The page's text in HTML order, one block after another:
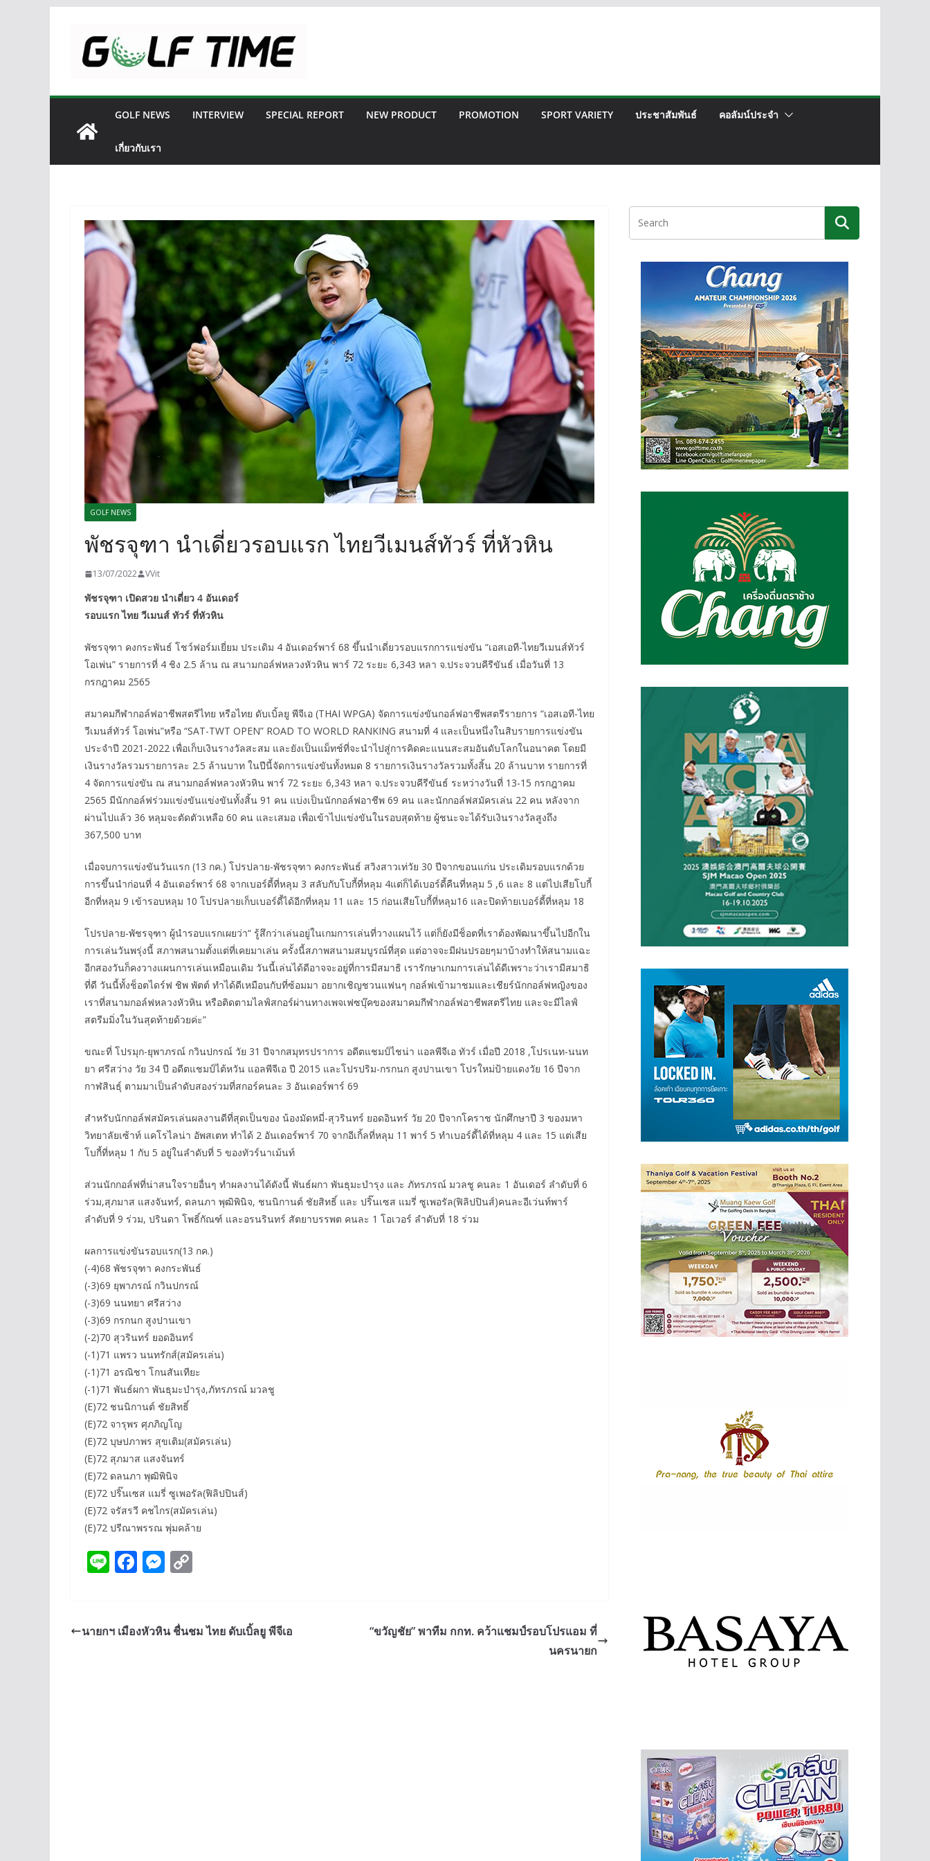
content
GOLF NEWS INTERVIEW SPECIAL REPORT NEW PRODUCT PROMOTION SPORT VARIETY ประชาสัมพันธ์ คอลัมน์ประจำ
เกี่ยวกับเรา
GOLF NEWS
พัชรจุฑา นำเดี่ยวรอบแรก ไทยวีเมนส์ทัวร์ ที่หัวหิน
13/07/2022 VVit
พัชรจุฑา เปิดสวย นำเดี่ยว 4 อันเดอร์
รอบแรก ไทย วีเมนส์ ทัวร์ ที่หัวหิน
พัชรจุฑา คงกระพันธ์ โชว์ฟอร์มเยี่ยม ประเดิม 4 อันเดอร์พาร์ 68 ขึ้นนำเดี่ยวรอบแรกการแข่งขัน “เอสเอที-ไทยวีเมนส์ทัวร์
โอเพ่น” รายการที่ 4 ชิง 2.5 ล้าน ณ สนามกอล์ฟหลวงหัวหิน พาร์ 72 ระยะ 6,343 หลา จ.ประจวบคีรีขันธ์ เมื่อวันที่ 13
กรกฎาคม 2565
สมาคมกีฬากอล์ฟอาชีพสตรีไทย หรือไทย ดับเบิ้ลยู พีจีเอ (THAI WPGA) จัดการแข่งขันกอล์ฟอาชีพสตรีรายการ “เอสเอที-ไทย
วีเมนส์ทัวร์ โอเพ่น”หรือ “SAT-TWT OPEN” ROAD TO WORLD RANKING สนามที่ 4 และเป็นหนึ่งในสิบรายการแข่งขัน
ประจำปี 2021-2022 เพื่อเก็บเงินรางวัลสะสม และยังเป็นแม็ทช์ที่จะนำไปสู่การคิดคะแนนสะสมอันดับโลกในอนาคต โดยมี
เงินรางวัลรวมรายการละ 2.5 ล้านบาท ในปีนี้จัดการแข่งขันทั้งหมด 8 รายการเงินรางวัลรวมทั้งสิ้น 20 ล้านบาท รายการที่
4 จัดการแข่งขัน ณ สนามกอล์ฟหลวงหัวหิน พาร์ 72 ระยะ 6,343 หลา จ.ประจวบคีรีขันธ์ ระหว่างวันที่ 13-15 กรกฎาคม
2565 มีนักกอล์ฟร่วมแข่งขันแข่งขันทั้งสิ้น 91 คน แบ่งเป็นนักกอล์ฟอาชีพ 69 คน และนักกอล์ฟสมัครเล่น 22 คน หลังจาก
ผ่านไปแล้ว 36 หลุมจะตัดตัวเหลือ 60 คน และเสมอ เพื่อเข้าไปแข่งขันในรอบสุดท้าย ผู้ชนะจะได้รับเงินรางวัลสูงถึง
367,500 บาท
เมื่อจบการแข่งขันวันแรก (13 กค.) โปรปลาย-พัชรจุฑา คงกระพันธ์ สวิงสาวเท่วัย 30 ปีจากขอนแก่น ประเดิมรอบแรกด้วย
การขึ้นนำก่อนที่ 4 อันเดอร์พาร์ 68 จากเบอร์ดี้ที่หลุม 3 สลับกับโบกี้ที่หลุม 4แต่ก็ได้เบอร์ดี้คืนที่หลุม 5 ,6 และ 8 แต่ไปเสียโบกี้
อีกที่หลุม 9 เข้ารอบหลุม 10 โปรปลายเก็บเบอร์ดี้ได้อีกที่หลุม 11 และ 15 ก่อนเสียโบกี้ที่หลุม16 และปิดท้ายเบอร์ดี้ที่หลุม 18
โปรปลาย-พัชรจุฑา ผู้นำรอบแรกเผยว่า“ รู้สึกว่าเล่นอยู่ในเกมการเล่นที่วางแผนไว้ แต่ก็ยังมีช็อตที่เราต้องพัฒนาขึ้นไปอีกใน
การเล่นวันพรุ่งนี้ สภาพสนามตั้งแต่ที่เคยมาเล่น ครั้งนี้สภาพสนามสมบูรณ์ที่สุด แต่อาจจะมีฝนปรอยๆมาบ้างทำให้สนามแฉะ
อีกสองวันก็คงวางแผนการเล่นเหมือนเดิม วันนี้เล่นได้ดีอาจจะอยู่ที่การมีสมาธิ เรารักษาเกมการเล่นได้ดีเพราะว่าเรามีสมาธิ
ที่ดี วันนี้ทั้งช็อตไดร์ฟ ชิพ พัตต์ ทำได้ดีเหมือนกับที่ซ้อมมา อยากเชิญชวนแฟนๆ กอล์ฟเข้ามาชมและเชียร์นักกอล์ฟหญิงของ
เราที่สนามกอล์ฟหลวงหัวหิน หรือติดตามไลฟ์สกอร์ผ่านทางเพจเฟซบุ๊คของสมาคมกีฬากอล์ฟอาชีพสตรีไทย และจะมีไลฟ์
สตรีมมิ่งในวันสุดท้ายด้วยค่ะ”
ขณะที่ โปรมุก-ยุพาภรณ์ กวินปกรณ์ วัย 31 ปีจากสมุทรปราการ อดีตแชมป์ไชน่า แอลพีจีเอ ทัวร์ เมื่อปี 2018 ,โปรเนท-นนท
ยา ศรีสว่าง วัย 34 ปี อดีตแชมป์ไต้หวัน แอลพีจีเอ ปี 2015 และโปรปริม-กรกนก สูงปานเขา โปรใหม่ป้ายแดงวัย 16 ปีจาก
กาฬสินธุ์ ตามมาเป็นลำดับสองร่วมที่สกอร์คนละ 3 อันเดอร์พาร์ 69
สำหรับนักกอล์ฟสมัครเล่นผลงานดีที่สุดเป็นของ น้องมัดหมี่-สุวรินทร์ ยอดอินทร์ วัย 20 ปีจากโคราช นักศึกษาปี 3 ของมหา
วิทยาลัยเซ้าท์ แคโรไลน่า อัพสเตท ทำได้ 2 อันเดอร์พาร์ 70 จากอีเกิ้ลที่หลุม 11 พาร์ 5 ทำเบอร์ดี้ได้ที่หลุม 4 และ 15 แต่เสีย
โบกี้ที่หลุม 1 กับ 5 อยู่ในลำดับที่ 5 ของทัวร์นาเม้นท์
ส่วนนักกอล์ฟที่น่าสนใจรายอื่นๆ ทำผลงานได้ดังนี้ พันธ์ผกา พันธุมะบำรุง และ ภัทรภรณ์ มวลชู คนละ 1 อันเดอร์ ลำดับที่ 6
ร่วม,สุภมาส แสงจันทร์, ดลนภา พุฒิพินิจ, ชนนิกานต์ ชัยสิทธิ์ และ ปริ๊นเซส แมรี่ ซูเพอรัล(ฟิลิปปินส์)คนละอีเว่นท์พาร์
ลำดับที่ 9 ร่วม, ปรินดา โพธิ์กัณฑ์ และอรนรินทร์ สัตยาบรรพต คนละ 1 โอเวอร์ ลำดับที่ 18 ร่วม
ผลการแข่งขันรอบแรก(13 กค.)
(-4)68 พัชรจุฑา คงกระพันธ์
(-3)69 ยุพาภรณ์ กวินปกรณ์
(-3)69 นนทยา ศรีสว่าง
(-3)69 กรกนก สูงปานเขา
(-2)70 สุวรินทร์ ยอดอินทร์
(-1)71 แพรว นนทรักส์(สมัครเล่น)
(-1)71 อรณิชา โกนสันเทียะ
(-1)71 พันธ์ผกา พันธุมะบำรุง,ภัทรภรณ์ มวลชู
(E)72 ชนนิกานต์ ชัยสิทธิ์
(E)72 จารุพร ศุภภิญโญ
(E)72 บุษปภาพร สุขเติม(สมัครเล่น)
(E)72 สุภมาส แสงจันทร์
(E)72 ดลนภา พุฒิพินิจ
(E)72 ปริ๊นเซส แมรี่ ซูเพอรัล(ฟิลิปปินส์)
(E)72 จรัสรวี คชไกร(สมัครเล่น)
(E)72 ปรีณาพรรณ พุ่มคล้าย
Li F
b
M
e y
นายกฯ เมืองหัวหิน ชื่นชม ไทย ดับเบิ้ลยู พีจีเอ
“ขวัญชัย” พาทีม กกท. คว้าแชมป์รอบโปรแอม ที่
นครนายก